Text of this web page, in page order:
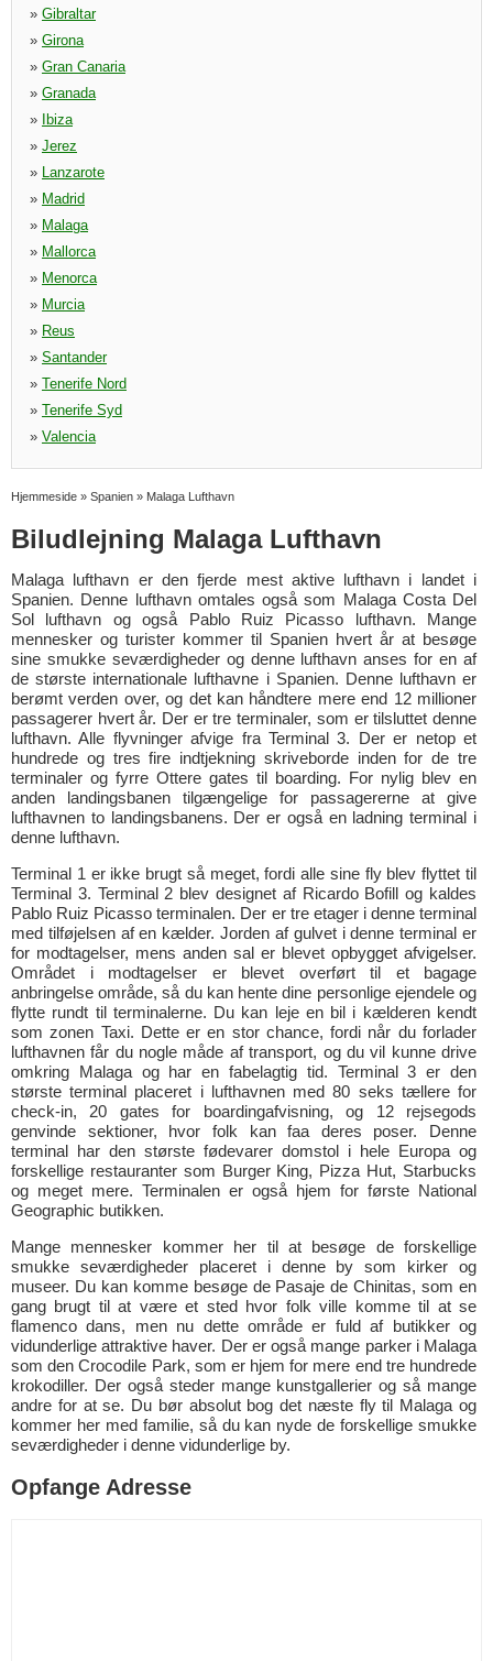
» Gibraltar
» Girona
» Gran Canaria
» Granada
»
Ibiza
» Jerez
» Lanzarote
» Madrid
» Malaga
» Mallorca
» Menorca
» Murcia
» Reus
» Santander
» Tenerife Nord
» Tenerife Syd
» Valencia
Hjemmeside » Spanien » Malaga Lufthavn
Biludlejning Malaga Lufthavn
Malaga lufthavn er den fjerde mest aktive lufthavn i landet i
Spanien. Denne lufthavn omtales også som Malaga Costa Del
Sol lufthavn og også Pablo Ruiz Picasso lufthavn. Mange
mennesker og turister kommer til Spanien hvert år at besøge
sine smukke seværdigheder og denne lufthavn anses for en af
de største internationale lufthavne i Spanien. Denne lufthavn er
berømt verden over, og det kan håndtere mere end 12 millioner
passagerer hvert år. Der er tre terminaler, som er tilsluttet denne
lufthavn. Alle flyvninger afvige fra Terminal 3. Der er netop et
hundrede og tres fire indtjekning skriveborde inden for de tre
terminaler og fyrre Ottere gates til boarding. For nylig blev en
anden landingsbanen tilgængelige for passagererne at give
lufthavnen to landingsbanens. Der er også en ladning terminal i
denne lufthavn.
Terminal 1 er ikke brugt så meget, fordi alle sine fly blev flyttet til
Terminal 3. Terminal 2 blev designet af Ricardo Bofill og kaldes
Pablo Ruiz Picasso terminalen. Der er tre etager i denne terminal
med tilføjelsen af en kælder. Jorden af gulvet i denne terminal er
for modtagelser, mens anden sal er blevet opbygget afvigelser.
Området i modtagelser er blevet overført til et bagage
anbringelse område, så du kan hente dine personlige ejendele og
flytte rundt til terminalerne. Du kan leje en bil i kælderen kendt
som zonen Taxi. Dette er en stor chance, fordi når du forlader
lufthavnen får du nogle måde af transport, og du vil kunne drive
omkring Malaga og har en fabelagtig tid. Terminal 3 er den
største terminal placeret i lufthavnen med 80 seks tællere for
check-in, 20 gates for boardingafvisning, og 12 rejsegods
genvinde sektioner, hvor folk kan faa deres poser. Denne
terminal har den største fødevarer domstol i hele Europa og
forskellige restauranter som Burger King, Pizza Hut, Starbucks
og meget mere. Terminalen er også hjem for første National
Geographic butikken.
Mange mennesker kommer her til at besøge de forskellige
smukke seværdigheder placeret i denne by som kirker og
museer. Du kan komme besøge de Pasaje de Chinitas, som en
gang brugt til at være et sted hvor folk ville komme til at se
flamenco dans, men nu dette område er fuld af butikker og
vidunderlige attraktive haver. Der er også mange parker i Malaga
som den Crocodile Park, som er hjem for mere end tre hundrede
krokodiller. Der også steder mange kunstgallerier og så mange
andre for at se. Du bør absolut bog det næste fly til Malaga og
kommer her med familie, så du kan nyde de forskellige smukke
seværdigheder i denne vidunderlige by.
Opfange Adresse